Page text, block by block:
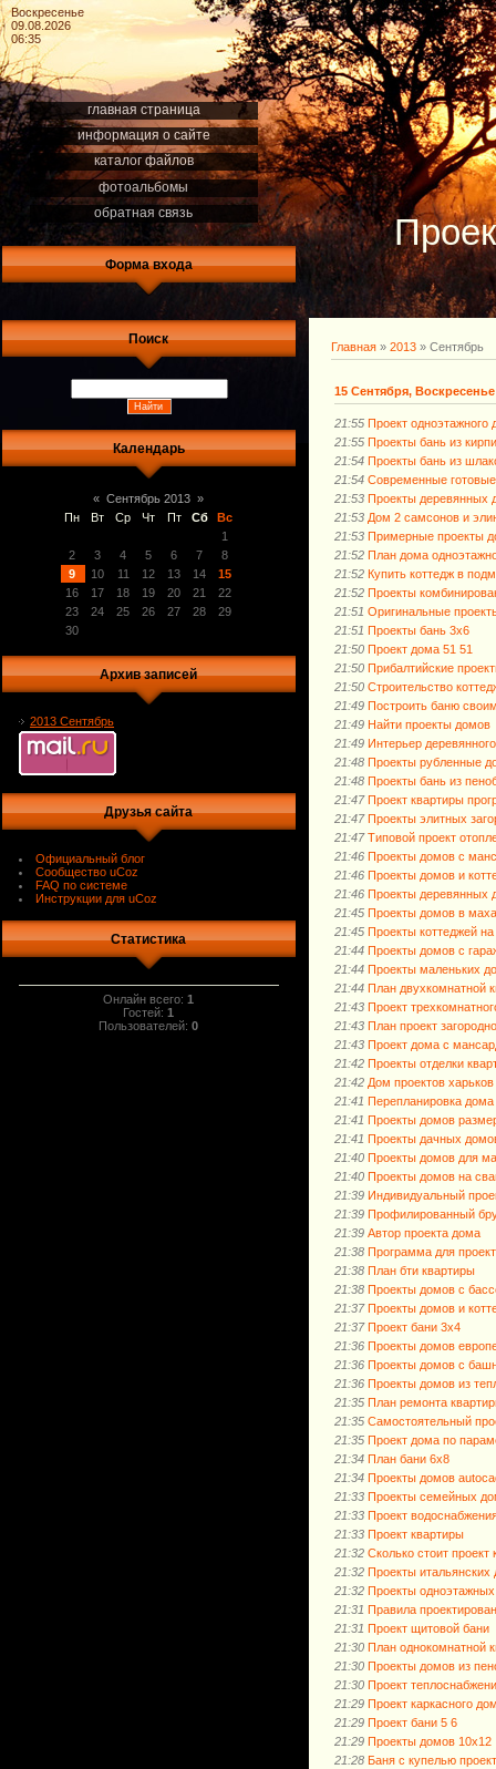
Воскресенье
09.08.2026
06:35
главная страница
информация о сайте
каталог файлов
фотоальбомы
обратная связь
Форма входа
Поиск
Календарь
« Сентябрь 2013 »
Пн
Вт Ср Чт Пт Сб
Вс
1
2
3 4 5 6 7
8
9
10 11 12 13 14
15
16
17 18 19 20 21
22
23
24 25 26 27 28
29
30
Архив записей
2013 Сентябрь
Друзья сайта
Официальный блог
Сообщество uCoz
FAQ по системе
Инструкции для uCoz
Статистика
Онлайн всего:1
Гостей:1
Пользователей:0
Главная » 2013 » Сентябрь
15 Сентября, Воскресенье
21:55 Проект одноэтажного
21:55 Проекты бань из
21:54 Проекты бань из
21:54 Современные
21:53 Проекты деревянных
21:53 Дом 2 самсонов и
21:53 Примерные проекты
21:52 План дома
21:52 Купить коттедж в
21:52 Проекты
21:51 Оригинальные
21:51 Проекты бань 3х6
21:50 Проект дома 51 51
21:50 Прибалтийские
21:50 Строительство
21:49 Построить баню
21:49 Найти проекты домов
21:49 Интерьер
21:48 Проекты рубленные
21:48 Проекты бань из
21:47 Проект квартиры
21:47 Проекты элитных
21:47 Типовой проект
21:46 Проекты домов с
21:46 Проекты домов и
21:46 Проекты деревянных
21:45 Проекты домов в
21:45 Проекты коттеджей на
21:44 Проекты домов с
21:44 Проекты маленьких
21:44 План двухкомнатной
21:43 Проект
21:43 План проект
21:43 Проект дома с
21:42 Проекты отделки
21:42 Дом проектов харьков
21:41 Перепланировка дома
21:41 Проекты домов
21:41 Проекты дачных
21:40 Проекты домов для
21:40 Проекты домов на
21:39 Индивидуальный
21:39 Профилированный
21:39 Автор проекта дома
21:38 Программа для
21:38 План бти квартиры
21:38 Проекты домов с
21:37 Проекты домов и
21:37 Проект бани 3х4
21:36 Проекты домов
21:36 Проекты домов с
21:36 Проекты домов из
21:35 План ремонта
21:35 Самостоятельный
21:35 Проект дома по
21:34 План бани 6х8
21:34 Проекты домов
21:33 Проекты семейных
21:33 Проект
21:33 Проект квартиры
21:32 Сколько стоит проект
21:32 Проекты итальянских
21:32 Проекты
21:31 Правила
21:31 Проект щитовой бани
21:30 План однокомнатной
21:30 Проекты домов из
21:30 Проект
21:29 Проект каркасного
21:29 Проект бани 5 6
21:29 Проекты домов 10х12
21:28 Баня с купелью проект